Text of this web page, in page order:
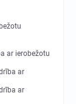
ar ierobežotu
ar
ar